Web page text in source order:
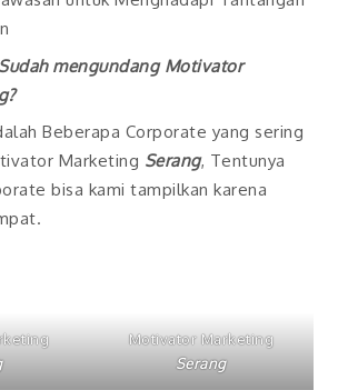
mengundang Motivator
?
Beberapa Corporate yang sering
Marketing Serang, Tentunya
bisa kami tampilkan karena
Motivator Marketing
Serang